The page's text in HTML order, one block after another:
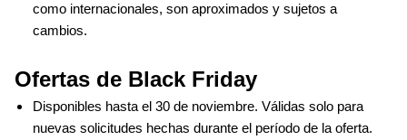
como internacionales, son aproximados y sujetos a
cambios.
Ofertas de Black Friday
Disponibles hasta el 30 de noviembre. Válidas solo para
nuevas solicitudes hechas durante el período de la oferta.